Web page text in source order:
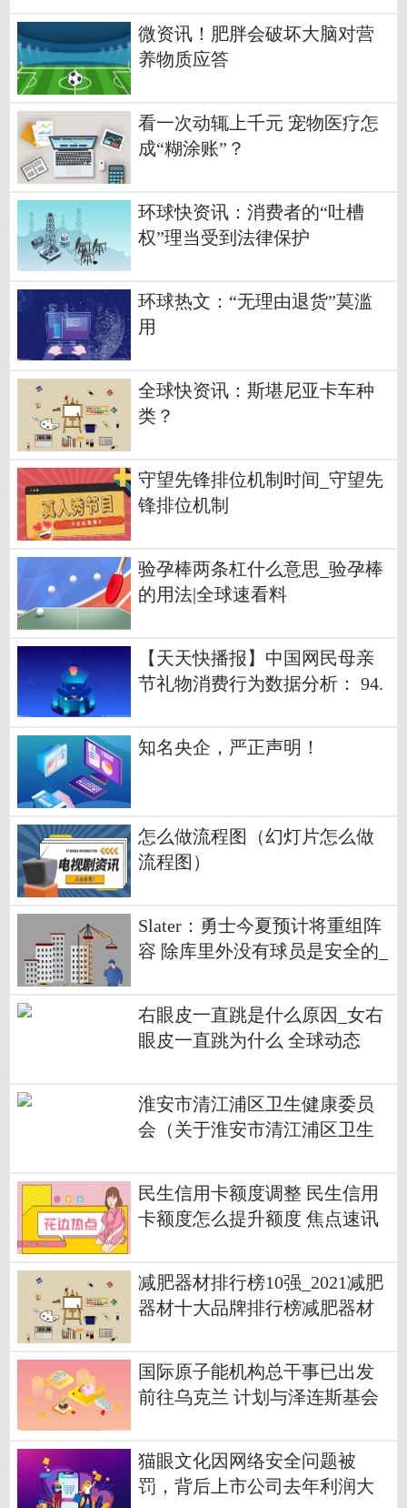
微资讯！肥胖会破坏大脑对营
养物质应答
看一次动辄上千元 宠物医疗怎
成“糊涂账”？
环球快资讯：消费者的“吐槽
权”理当受到法律保护
环球热文：“无理由退货”莫滥
用
全球快资讯：斯堪尼亚卡车种
类？
守望先锋排位机制时间_守望先
锋排位机制
验孕棒两条杠什么意思_验孕棒
的用法|全球速看料
【天天快播报】中国网民母亲
节礼物消费行为数据分析： 94.
知名央企，严正声明！
怎么做流程图（幻灯片怎么做
流程图）
Slater：勇士今夏预计将重组阵
容 除库里外没有球员是安全的_
右眼皮一直跳是什么原因_女右
眼皮一直跳为什么 全球动态
淮安市清江浦区卫生健康委员
会（关于淮安市清江浦区卫生
民生信用卡额度调整 民生信用
卡额度怎么提升额度 焦点速讯
减肥器材排行榜10强_2021减肥
器材十大品牌排行榜减肥器材
国际原子能机构总干事已出发
前往乌克兰 计划与泽连斯基会
猫眼文化因网络安全问题被
罚，背后上市公司去年利润大